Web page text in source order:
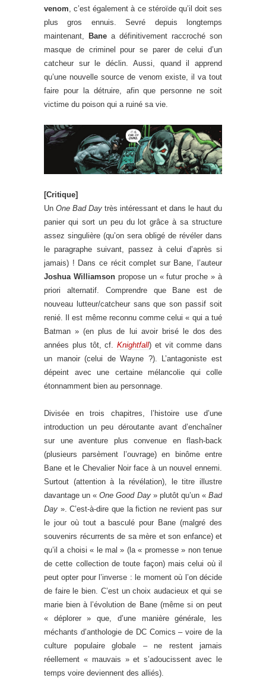
venom, c’est également à ce stéroïde qu’il doit ses
plus gros ennuis. Sevré depuis longtemps
maintenant,
Bane a définitivement raccroché son
masque de criminel pour se parer de celui d’un
catcheur sur le déclin. Aussi, quand il apprend
qu’une nouvelle source de venom existe, il va tout
faire pour la détruire, afin que personne ne soit
victime du poison qui a ruiné sa vie.
[Critique]
Un One Bad Day très intéressant et dans le haut du
panier qui sort un peu du lot grâce à sa structure
assez singulière (qu’on sera obligé de révéler dans
le paragraphe suivant, passez à celui d’après si
jamais) ! Dans ce récit complet sur Bane, l’auteur
Joshua Williamsonpropose un « futur proche » à
priori alternatif. Comprendre que Bane est de
nouveau lutteur/catcheur sans que son passif soit
renié. Il est même reconnu comme celui « qui a tué
Batman » (en plus de lui avoir brisé le dos des
années plus tôt, cf. Knightfall) et vit comme dans
un manoir (celui de Wayne ?). L’antagoniste est
dépeint avec une certaine mélancolie qui colle
étonnamment bien au personnage.
Divisée en trois chapitres, l’histoire use d’une
introduction un peu déroutante avant d’enchaîner
sur une aventure plus convenue en flash-back
(plusieurs parsèment l’ouvrage) en binôme entre
Bane et le Chevalier Noir face à un nouvel ennemi.
Surtout (attention à la révélation), le titre illustre
davantage un «One Good Day» plutôt qu’un «Bad
Day ». C’est-à-dire que la fiction ne revient pas sur
le jour où tout a basculé pour Bane (malgré des
souvenirs récurrents de sa mère et son enfance) et
qu’il a choisi « le mal » (la « promesse » non tenue
de cette collection de toute façon) mais celui où il
peut opter pour l’inverse : le moment où l’on décide
de faire le bien. C’est un choix audacieux et qui se
marie bien à l’évolution de Bane (même si on peut
« déplorer » que, d’une manière générale, les
méchants d’anthologie de DC Comics – voire de la
culture populaire globale – ne restent jamais
réellement « mauvais » et s’adoucissent avec le
temps voire deviennent des alliés).